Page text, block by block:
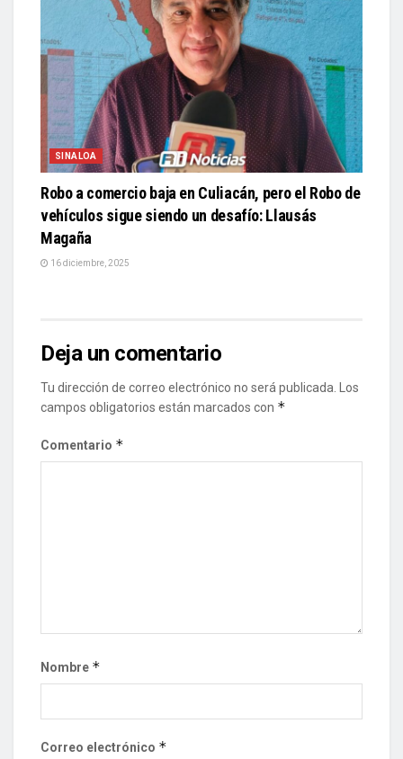
SINALOA
Robo a comercio baja en Culiacán, pero el Robo de
vehículos sigue siendo un desafío: Llausás
Magaña
16 diciembre, 2025
Deja un comentario
Tu dirección de correo electrónico no será publicada.
Los
campos obligatorios están marcados con *
Comentario *
Nombre *
Correo electrónico *